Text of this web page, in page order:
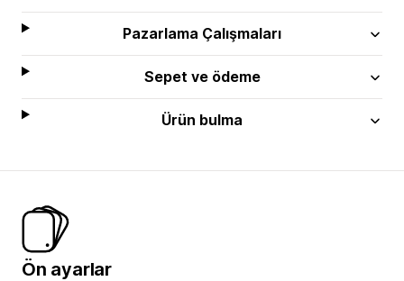
Pazarlama Çalışmaları
Sepet ve ödeme
Ürün bulma
Ön ayarlar